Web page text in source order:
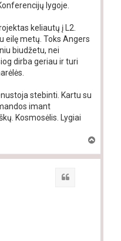
lygoje.
keliautų į L2.
eilę metų. Toks Angers
biudžetu, nei
dirba geriau ir turi
stebinti. Kartu su
imant
Kosmosėlis. Lygiai
p